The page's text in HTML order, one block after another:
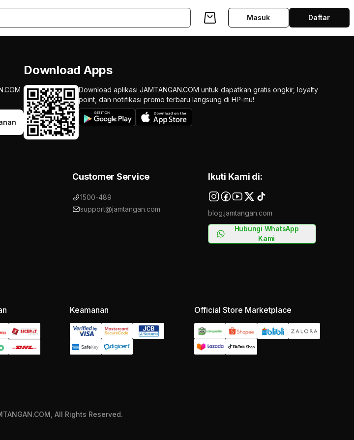
Download Apps
Download aplikasi JAMTANGAN.COM untuk dapatkan gratis ongkir, loyalty
point, dan notifikasi promo terbaru langsung di HP-mu!
Customer Service
1500-489
support@jamtangan.com
Ikuti Kami di:
blog.jamtangan.com
Hubungi WhatsApp
Kami
Keamanan Official Store Marketplace
All Rights Reserved.
Masuk Daftar